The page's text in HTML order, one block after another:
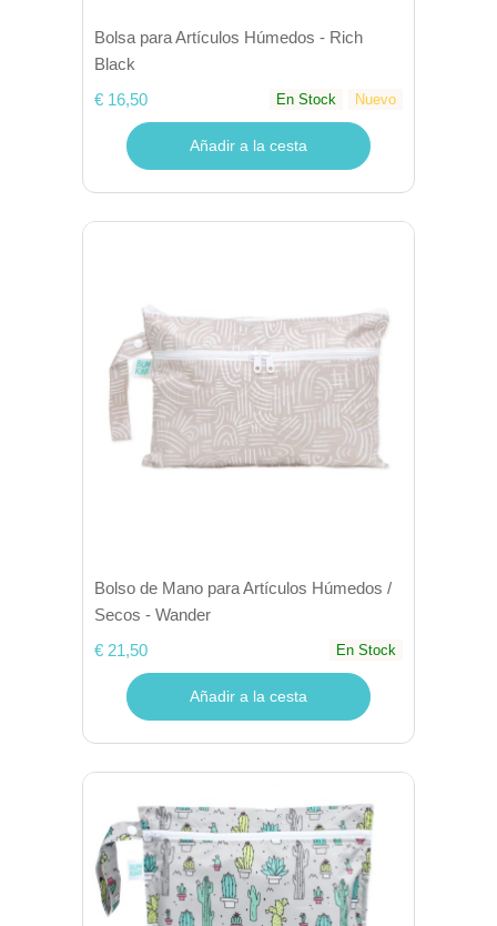
Bolsa para Artículos Húmedos - Rich
Black
€ 16,50
En Stock Nuevo
Añadir a la cesta
Bolso de Mano para Artículos Húmedos /
Secos - Wander
€ 21,50
En Stock
Añadir a la cesta